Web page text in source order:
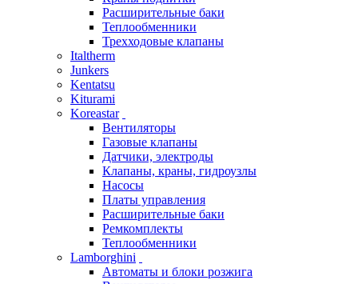
Расширительные баки
Теплообменники
Трехходовые клапаны
Italtherm
Junkers
Kentatsu
Kiturami
Koreastar
Вентиляторы
Газовые клапаны
Датчики, электроды
Клапаны, краны, гидроузлы
Насосы
Платы управления
Расширительные баки
Ремкомплекты
Теплообменники
Lamborghini
Автоматы и блоки розжига